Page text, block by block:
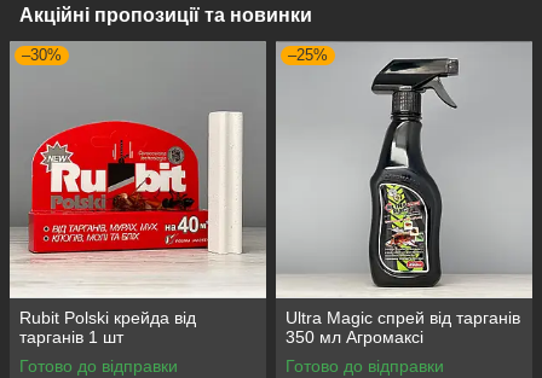
Акційні пропозиції та новинки
–30%
Rubit Polski крейда від
тарганів 1 шт
Готово до відправки
–25%
Ultra Magic спрей від тарганів
350 мл Агромаксі
Готово до відправки